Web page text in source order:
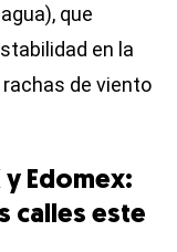
que
en la
de viento
y Edomex:
calles este